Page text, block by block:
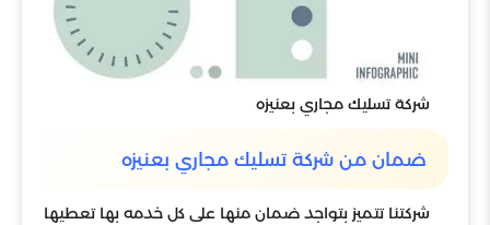
شركة تسليك مجاري بعنيزه
ضمان من شركة تسليك مجاري بعنيزه
شركتنا تتميز بتواجد ضمان منها على كل خدمه بها تعطيها